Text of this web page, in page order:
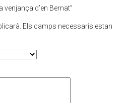
d’en Bernat”
Els camps necessaris estan